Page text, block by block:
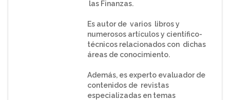
las Finanzas.
Es autor de varios libros y
numerosos artículos y científico-
técnicos relacionados con dichas
áreas de conocimiento.
Además, es experto evaluador de
contenidos de revistas
especializadas en temas